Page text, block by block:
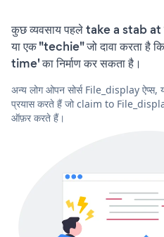
कुछ व्यवसाय पहले take a stab
या एक "techie" जो दावा करता
time' का निर्माण कर सकता है।
अन्य लोग ओपन सोर्स File_display
प्रयास करते हैं जो claim to
ऑफ़र करते हैं।